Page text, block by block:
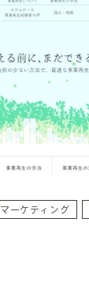
マーケティング